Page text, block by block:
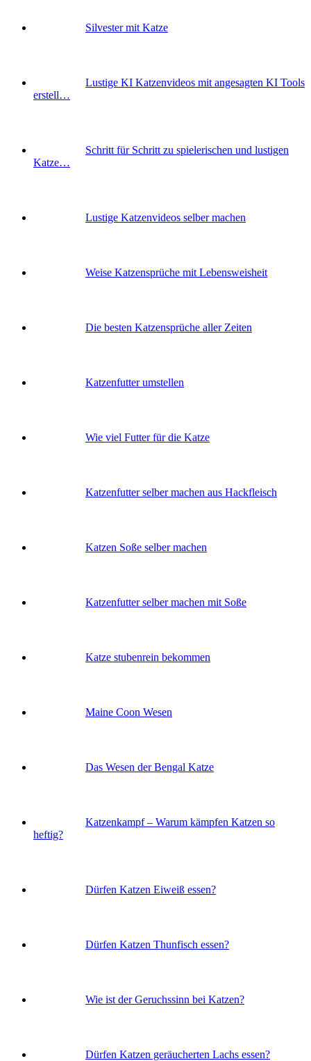
Silvester mit Katze
Lustige KI Katzenvideos mit angesagten KI Tools
erstell…
Schritt für Schritt zu spielerischen und lustigen
Katze…
Lustige Katzenvideos selber machen
Weise Katzensprüche mit Lebensweisheit
Die besten Katzensprüche aller Zeiten
Katzenfutter umstellen
Wie viel Futter für die Katze
Katzenfutter selber machen aus Hackfleisch
Katzen Soße selber machen
Katzenfutter selber machen mit Soße
Katze stubenrein bekommen
Maine Coon Wesen
Das Wesen der Bengal Katze
Katzenkampf – Warum kämpfen Katzen so
heftig?
Dürfen Katzen Eiweiß essen?
Dürfen Katzen Thunfisch essen?
Wie ist der Geruchssinn bei Katzen?
Dürfen Katzen geräucherten Lachs essen?